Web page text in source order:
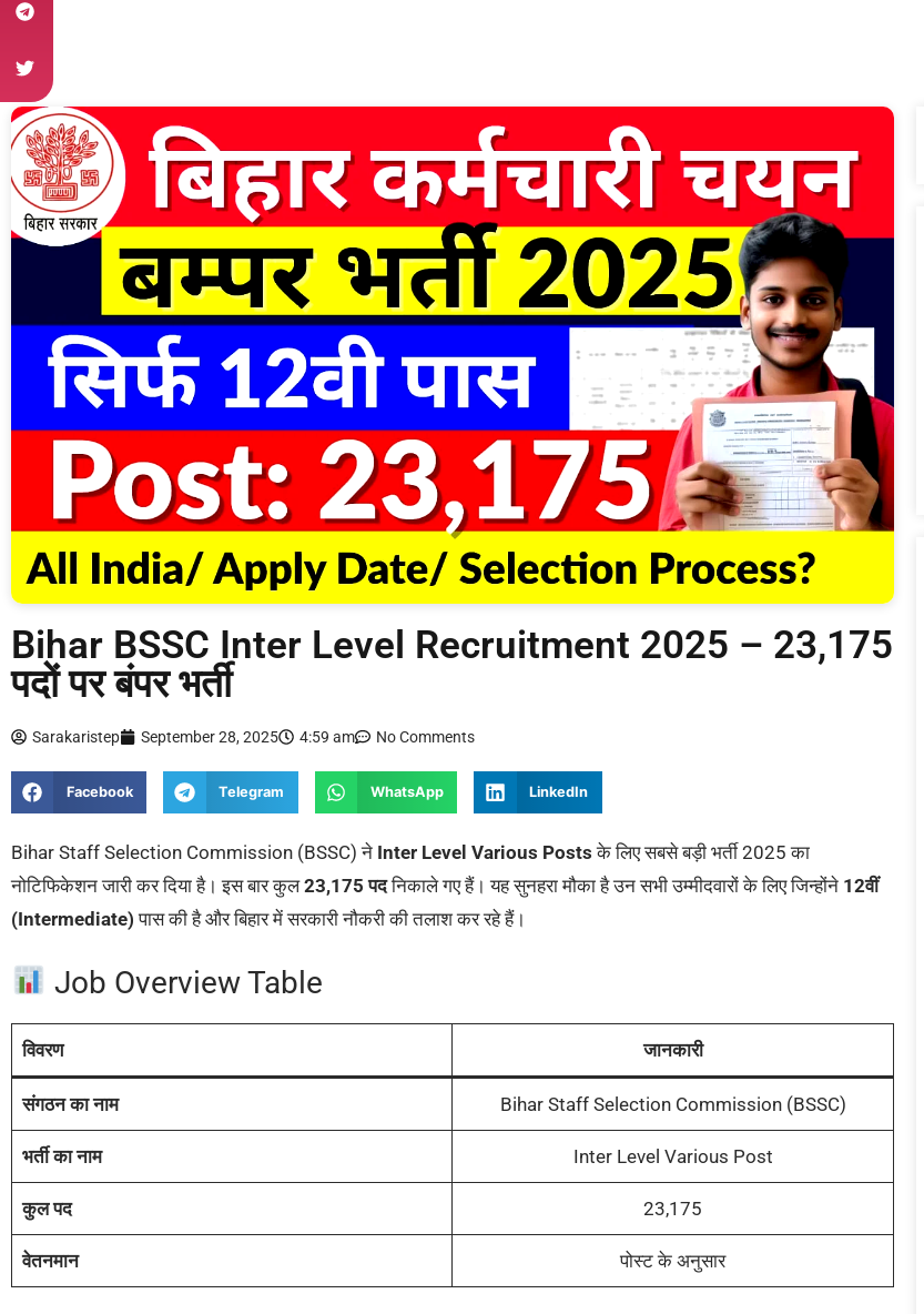
Bihar BSSC Inter Level Recruitment 2025 – 23,175
पदों पर बंपर भर्ती
Sarakaristep September 28, 2025 4:59 am No Comments
Facebook Telegram WhatsApp LinkedIn
Bihar Staff Selection Commission (BSSC) ने Inter Level Various Posts के लिए सबसे बड़ी भर्ती 2025 का
नोटिफिकेशन जारी कर दिया है। इस बार कुल23,175 पदनिकाले गए हैं। यह सुनहरा मौका है उन सभी उम्मीदवारों के लिए जिन्होंने 12वीं
(Intermediate) पास की है और बिहार में सरकारी नौकरी की तलाश कर रहे हैं।
Job Overview Table
विवरण जानकारी
संगठन का नाम Bihar Staff Selection Commission (BSSC)
भर्ती का नाम Inter Level Various Post
कुल पद 23,175
वेतनमान पोस्ट के अनुसार